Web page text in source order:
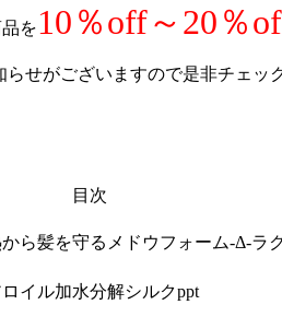
を10％off～20％
らせがございますので是非チェッ
目次
ら髪を守るメドウフォーム-Δ-ラ
イル加水分解シルクppt